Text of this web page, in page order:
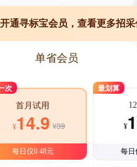
开通寻标宝会员，查看更多招采
单省会员
次
首月试用
¥14.9 ¥39
每日仅0.48元
最划算
¥
每日